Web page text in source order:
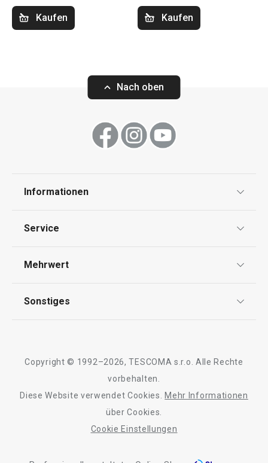
Kaufen Kaufen
Nach oben
Informationen
Impressum
Service
Rückgabe von Waren/Reklamation
Mehrwert
Sonstiges
Barrierefreiheit
Copyright © 1992–2026, TESCOMA s.r.o. Alle Rechte
vorbehalten.
Diese Website verwendet Cookies.
Mehr Informationen
über Cookies.
Cookie Einstellungen